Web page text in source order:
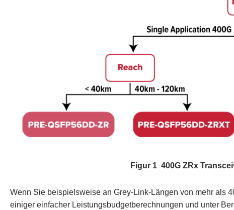
Figur 1 400G ZRx
Wenn Sie beispielsweise an Grey-Link-Längen von mehr als
einiger einfacher Leistungsbudgetberechnungen und unter